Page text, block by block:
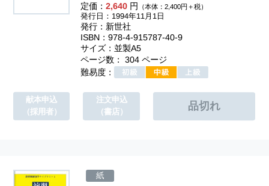
定価：2,640 円 （本体：2,400円＋税）
発行日：1994年11月1日
発行：新世社
ISBN：978-4-915787-40-9
サイズ：並製A5
ページ数： 304 ページ
難易度：
献本申込
（採用者）
注文申込
（書店）
紙